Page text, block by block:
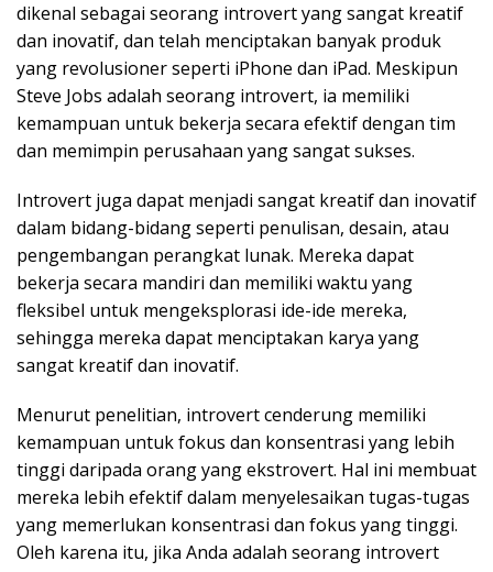
dikenal sebagai seorang introvert yang sangat kreatif
dan inovatif, dan telah menciptakan banyak produk
yang revolusioner seperti iPhone dan iPad. Meskipun
Steve Jobs adalah seorang introvert, ia memiliki
kemampuan untuk bekerja secara efektif dengan tim
dan memimpin perusahaan yang sangat sukses.
Introvert juga dapat menjadi sangat kreatif dan inovatif
dalam bidang-bidang seperti penulisan, desain, atau
pengembangan perangkat lunak. Mereka dapat
bekerja secara mandiri dan memiliki waktu yang
fleksibel untuk mengeksplorasi ide-ide mereka,
sehingga mereka dapat menciptakan karya yang
sangat kreatif dan inovatif.
Menurut penelitian, introvert cenderung memiliki
kemampuan untuk fokus dan konsentrasi yang lebih
tinggi daripada orang yang ekstrovert. Hal ini membuat
mereka lebih efektif dalam menyelesaikan tugas-tugas
yang memerlukan konsentrasi dan fokus yang tinggi.
Oleh karena itu, jika Anda adalah seorang introvert